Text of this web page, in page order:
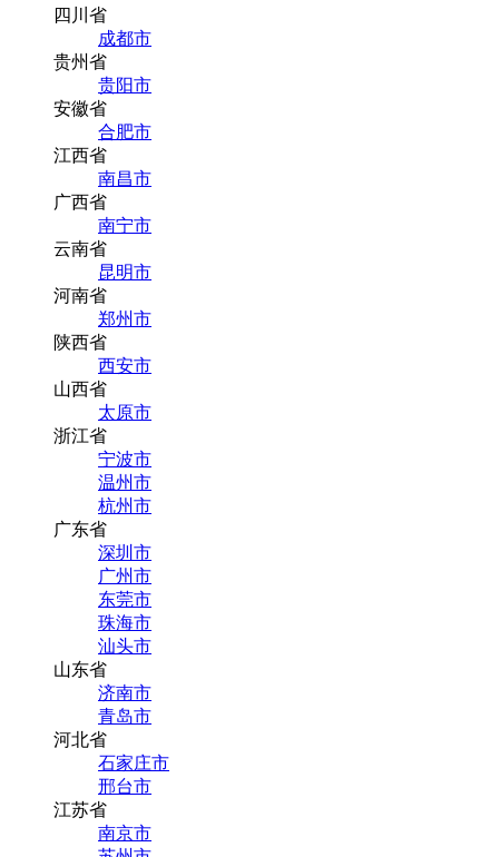
四川省
成都市
贵州省
贵阳市
安徽省
合肥市
江西省
南昌市
广西省
南宁市
云南省
昆明市
河南省
郑州市
陕西省
西安市
山西省
太原市
浙江省
宁波市
温州市
杭州市
广东省
深圳市
广州市
东莞市
珠海市
汕头市
山东省
济南市
青岛市
河北省
石家庄市
邢台市
江苏省
南京市